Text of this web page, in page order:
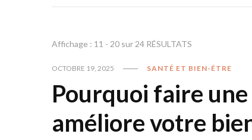
Affichage : 11 - 20 sur 24 RÉSULTATS
OCTOBRE 19, 2025 SANTÉ ET BIEN-ÊTRE
Pourquoi faire
améliore votre